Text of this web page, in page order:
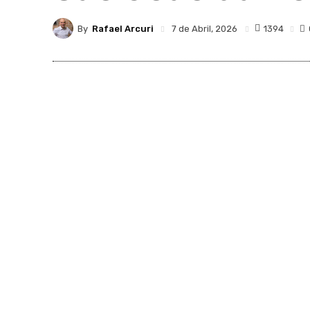
By Rafael Arcuri 7 de Abril, 2026 1394